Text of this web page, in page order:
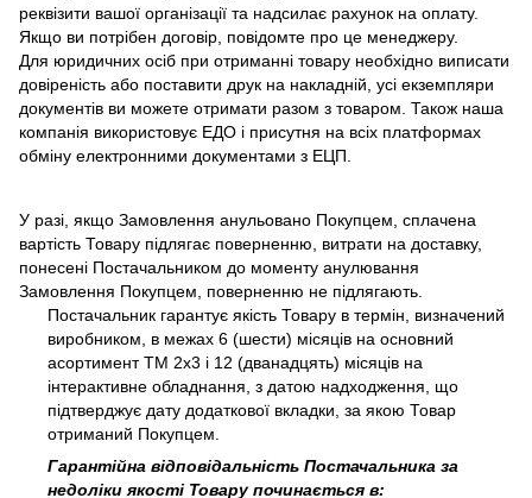
реквізити вашої організації та надсилає рахунок на оплату.
Якщо ви потрібен договір, повідомте про це менеджеру.
Для юридичних осіб при отриманні товару необхідно виписати
довіреність або поставити друк на накладній, усі екземпляри
документів ви можете отримати разом з товаром. Також наша
компанія використовує ЕДО і присутня на всіх платформах
обміну електронними документами з ЕЦП.
У разі, якщо Замовлення анульовано Покупцем, сплачена
вартість Товару підлягає поверненню, витрати на доставку,
понесені Постачальником до моменту анулювання
Замовлення Покупцем, поверненню не підлягають.
Постачальник гарантує якість Товару в термін, визначений
виробником, в межах 6 (шести) місяців на основний
асортимент ТМ 2х3 і 12 (дванадцять) місяців на
інтерактивне обладнання, з датою надходження, що
підтверджує дату додаткової вкладки, за якою Товар
отриманий Покупцем.
Гарантійна відповідальність Постачальника за
недоліки якості Товару починається в: